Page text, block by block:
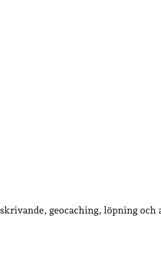
geocaching, löpning och